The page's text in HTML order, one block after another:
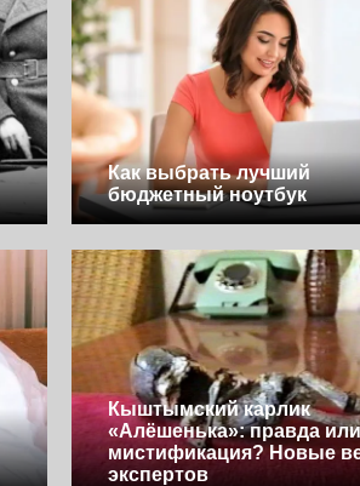
Как выбрать лучший
бюджетный ноутбук
Кыштымский карлик
«Алёшенька»: правда или
мистификация? Новые
экспертов